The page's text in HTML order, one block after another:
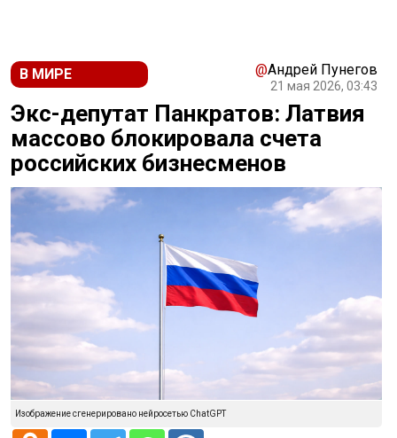
В МИРЕ @Андрей Пунегов
21 мая 2026, 03:43
Экс-депутат Панкратов: Латвия
массово блокировала счета
российских бизнесменов
Изображение сгенерировано нейросетью ChatGPT